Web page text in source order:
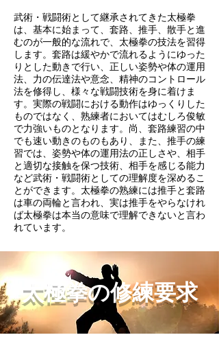
武術・戦闘術として継承されてきた太極拳
は、基本に始まって、套路、推手、散手と進
むのが一般的な流れで、太極拳の技法を習得
します。套路は緩やかで流れるようにゆった
りとした動きで行い、正しい姿勢や体の運用
法、力の伝達法や意念、精神のコントロール
法を修得し、様々な戦闘技術を身に着けま
す。実際の戦闘における動作はゆっくりした
ものではなく、熟練者においてはむしろ俊敏
で力強いものとなります。尚、套路練習の中
でも速い動きのものもあり、また、推手の練
習では、姿勢や体の運用法の正しさや、相手
と適切な接触を保つ技術、相手を感じる能力
など武術・戦闘術としての理解度を深めるこ
とができます。太極拳の熟練には推手と套路
は車の両輪と言われ、実は推手をやらなけれ
ば太極拳は本当の意味で理解できないと言わ
れています。
太極拳の修練要求